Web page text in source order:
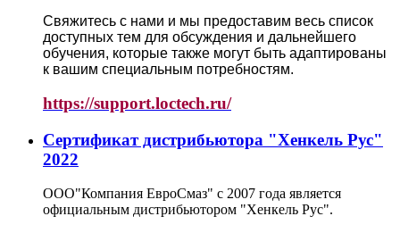
Свяжитесь с нами и мы предоставим весь список
доступных тем для обсуждения и дальнейшего
обучения, которые также могут быть адаптированы
к вашим специальным потребностям.
https://support.loctech.ru/
Сертификат дистрибьютора "Хенкель Рус"
2022
ООО"Компания ЕвроСмаз" с 2007 года является
официальным дистрибьютором "Хенкель Рус".